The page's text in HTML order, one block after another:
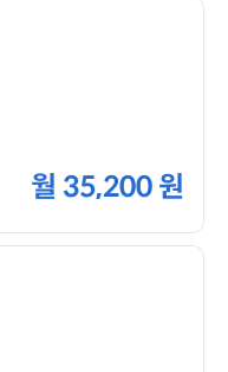
월 35,200 원